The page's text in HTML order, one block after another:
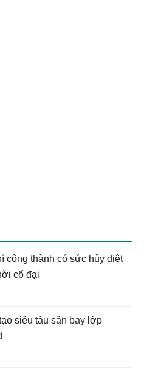
công thành có sức hủy diệt
cổ đại
siêu tàu sân bay lớp